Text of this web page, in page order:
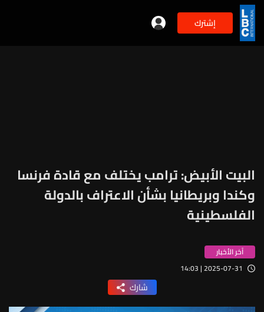
إشترك
البيت الأبيض: ترامب يختلف مع قادة فرنسا
وكندا وبريطانيا بشأن الاعتراف بالدولة
الفلسطينية
آخر الأخبار
2025-07-31 | 14:03
شارك